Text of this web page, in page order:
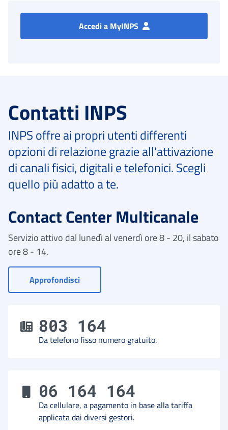
Accedi a MyINPS
Contatti INPS
INPS offre ai propri utenti differenti
opzioni di relazione grazie all'attivazione
di canali fisici, digitali e telefonici. Scegli
quello più adatto a te.
Contact Center Multicanale
Servizio attivo dal lunedì al venerdì ore 8 - 20, il sabato
ore 8 - 14.
Approfondisci- Vai a Contact Center
803 164
Da telefono fisso numero gratuito.
06 164 164
Da cellulare, a pagamento in base alla tariffa
applicata dai diversi gestori.